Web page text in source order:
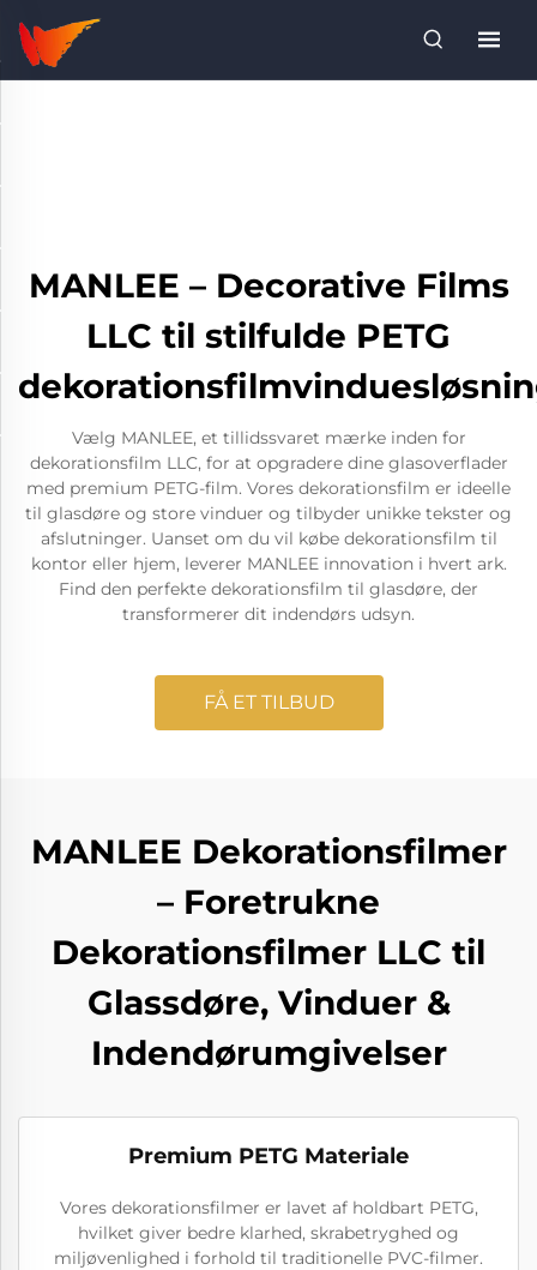
MANLEE – Decorative Films
LLC til stilfulde PETG
Vælg MANLEE, et tillidssvaret mærke inden for
dekorationsfilm LLC, for at opgradere dine glasoverflader
med premium PETG-film. Vores dekorationsfilm er ideelle
til glasdøre og store vinduer og tilbyder unikke tekster og
afslutninger. Uanset om du vil købe dekorationsfilm til
kontor eller hjem, leverer MANLEE innovation i hvert ark.
Find den perfekte dekorationsfilm til glasdøre, der
transformerer dit indendørs udsyn.
FÅ ET TILBUD
MANLEE Dekorationsfilmer
– Foretrukne
Dekorationsfilmer LLC til
Glassdøre, Vinduer &
Indendørumgivelser
Premium PETG Materiale
Vores dekorationsfilmer er lavet af holdbart PETG,
hvilket giver bedre klarhed, skrabetryghed og
miljøvenlighed i forhold til traditionelle PVC-filmer.